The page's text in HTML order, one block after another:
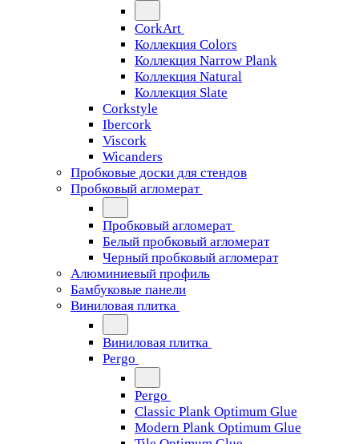
CorkArt
Коллекция Colors
Коллекция Narrow Plank
Коллекция Natural
Коллекция Slate
Corkstyle
Ibercork
Viscork
Wicanders
Пробковые доски для стендов
Пробковый агломерат
Пробковый агломерат
Белый пробковый агломерат
Черный пробковый агломерат
Алюминиевый профиль
Бамбуковые панели
Виниловая плитка
Виниловая плитка
Pergo
Pergo
Classic Plank Optimum Glue
Modern Plank Optimum Glue